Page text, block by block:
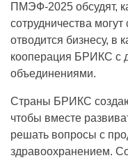
ПМЭФ-2025 обсудят,
сотрудничества
отводится бизнесу, в
кооперация БРИКС с
объединениями.
Страны БРИКС
чтобы вместе
решать вопросы с
здравоохранением.